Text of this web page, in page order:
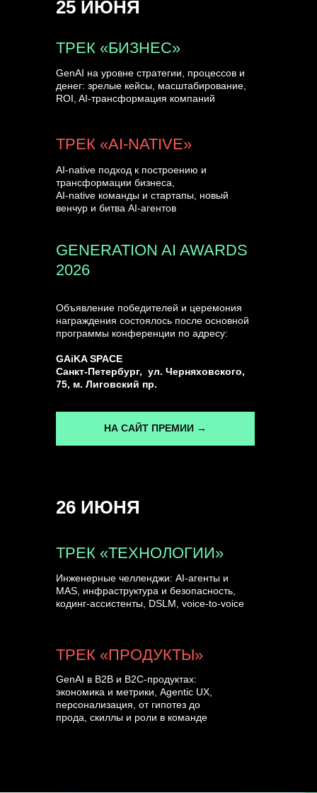
Объявление победителей и церемония
награждения состоялось после основной
программы конференции по адресу:
GAiKA SPACE
Санкт-Петербург, ул. Черняховского,
75, м. Лиговский пр.
ТРЕК «БИЗНЕС»
GENERATION AI AWARDS
2026
GenAI на уровне стратегии, процессов и
денег: зрелые кейсы, масштабирование,
ROI, AI-трансформация компаний
AI-native подход к построению и
трансформации бизнеса,
AI-native команды и стартапы, новый
венчур и битва AI-агентов
ТРЕК «AI-NATIVE»
25 ИЮНЯ
26 ИЮНЯ
ТРЕК «ПРОДУКТЫ»
GenAI в B2B и B2C-продуктах:
экономика и метрики, Agentic UX,
персонализация, от гипотез до
прода, скиллы и роли в команде
Инженерные челленджи: AI-агенты и
MAS, инфраструктура и безопасность,
кодинг-ассистенты, DSLM, voice-to-voice
ТРЕК «ТЕХНОЛОГИИ»
НА САЙТ ПРЕМИИ →
УЗНАТЬ БОЛЬШЕ
ГЕНЕРАЛЬНЫЙ ИНФОПАРТНЕР
CONVERSATIONS